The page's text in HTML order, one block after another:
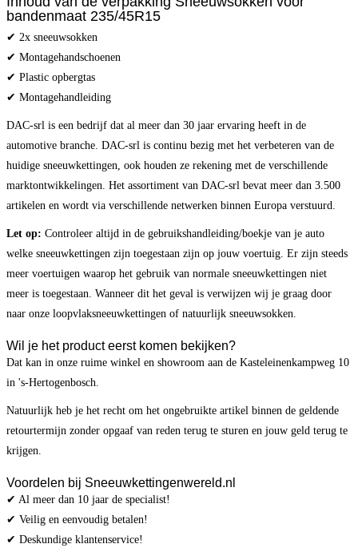
bandenmaat 235/45R15
✔ 2x sneeuwsokken
✔ Montagehandschoenen
✔ Plastic opbergtas
✔ Montagehandleiding
DAC-srl is een bedrijf dat al meer dan 30 jaar ervaring heeft in de
automotive branche. DAC-srl is continu bezig met het verbeteren van de
huidige sneeuwkettingen, ook houden ze rekening met de verschillende
marktontwikkelingen. Het assortiment van DAC-srl bevat meer dan 3.500
artikelen en wordt via verschillende netwerken binnen Europa verstuurd.
Let op: Controleer altijd in de gebruikshandleiding/boekje van je auto
welke sneeuwkettingen zijn toegestaan zijn op jouw voertuig. Er zijn steeds
meer voertuigen waarop het gebruik van normale sneeuwkettingen niet
meer is toegestaan. Wanneer dit het geval is verwijzen wij je graag door
naar onze loopvlaksneeuwkettingen of natuurlijk sneeuwsokken.
Wil je het product eerst komen bekijken?
Dat kan in onze ruime winkel en showroom aan de Kasteleinenkampweg 10
in 's-Hertogenbosch.
Natuurlijk heb je het recht om het ongebruikte artikel binnen de geldende
retourtermijn zonder opgaaf van reden terug te sturen en jouw geld terug te
krijgen.
Voordelen bij Sneeuwkettingenwereld.nl
✔ Al meer dan 10 jaar de specialist!
✔ Veilig en eenvoudig betalen!
✔ Deskundige klantenservice!